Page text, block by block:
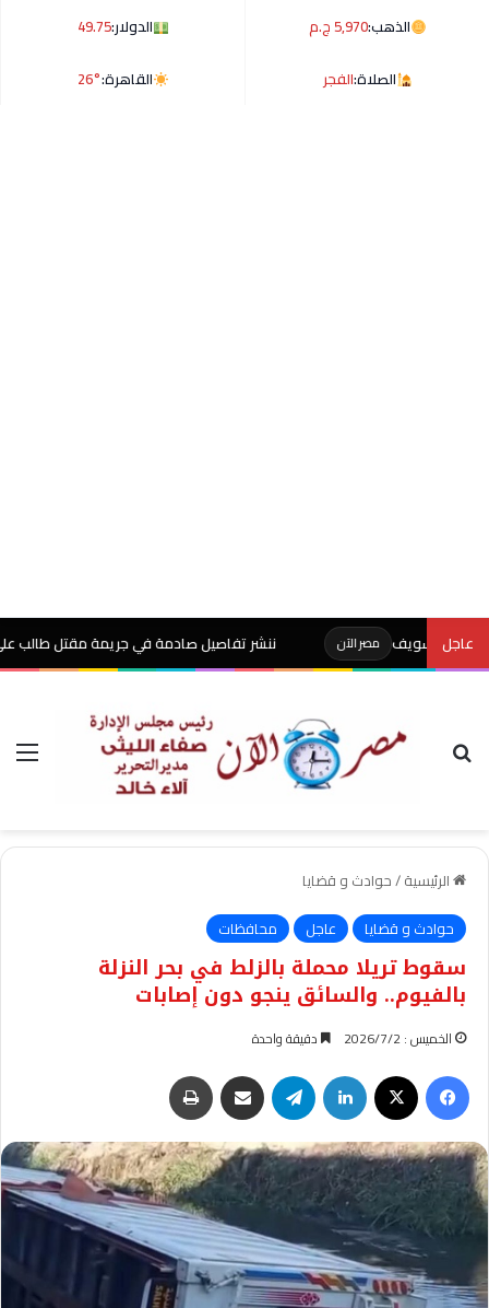
الذهب:5,970 ج.م الدولار:49.75
الصلاة:الفجر القاهرة:26°
عاجل مصر الآن ننشر تفاصيل صادمة في جريمة مقتل طالب على يد
بحث عن
الرئيسية/حوادث و قضايا
حوادث و قضايا
عاجل محافظات
سقوط تريلا محملة بالزلط في بحر النزلة
بالفيوم.. والسائق ينجو دون إصابات
الخميس : 2026/7/2 دقيقة واحدة
فيسبوك لينكدإن تيلقرام مشاركة عبر البريد